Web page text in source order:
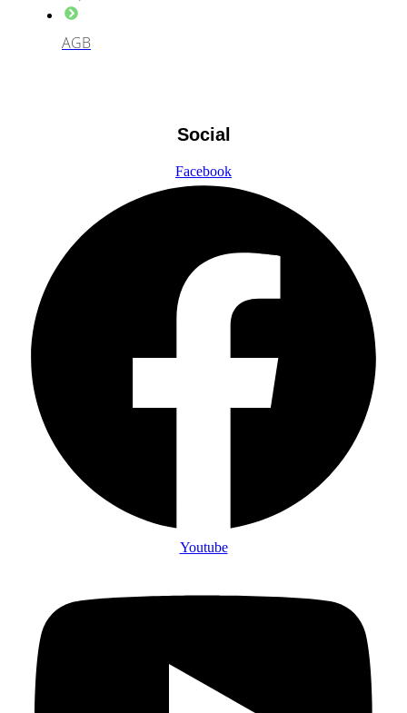
AGB
Social
Facebook
Youtube